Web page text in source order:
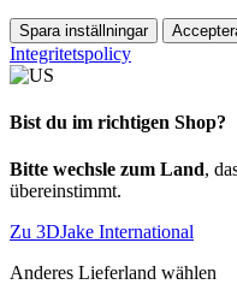
Spara inställningar
Integritetspolicy
Bist du im richtigen Shop?
Bitte wechsle zum Land,
übereinstimmt.
Zu 3DJake International
Anderes Lieferland wählen